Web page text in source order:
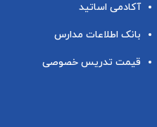
آکادمی اساتید
بانک اطلاعات مدارس
قیمت تدریس خصوصی